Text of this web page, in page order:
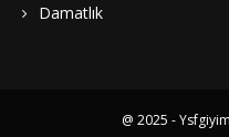
Damatlık
@ 2025 -